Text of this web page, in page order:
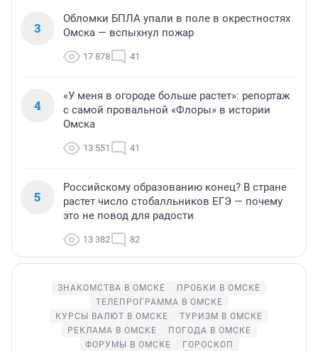
3
Обломки БПЛА упали в поле в окрестностях
Омска — вспыхнул пожар
17 878 41
4
«У меня в огороде больше растет»: репортаж
с самой провальной «Флоры» в истории
Омска
13 551 41
5
Российскому образованию конец? В стране
растет число стобалльников ЕГЭ — почему
это не повод для радости
13 382 82
ЗНАКОМСТВА В ОМСКЕ
ПРОБКИ В ОМСКЕ
ТЕЛЕПРОГРАММА В ОМСКЕ
КУРСЫ ВАЛЮТ В ОМСКЕ
ТУРИЗМ В ОМСКЕ
РЕКЛАМА В ОМСКЕ
ПОГОДА В ОМСКЕ
ФОРУМЫ В ОМСКЕ
ГОРОСКОП